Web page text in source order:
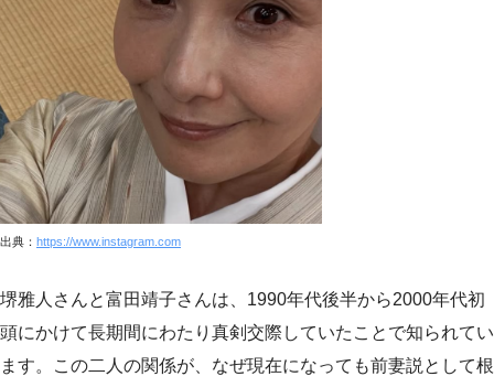
出典： https://www.instagram.com
堺雅人さんと富田靖子さんは、1990年代後半から2000年代初
頭にかけて長期間にわたり真剣交際していたことで知られてい
ます。この二人の関係が、なぜ現在になっても前妻説として根